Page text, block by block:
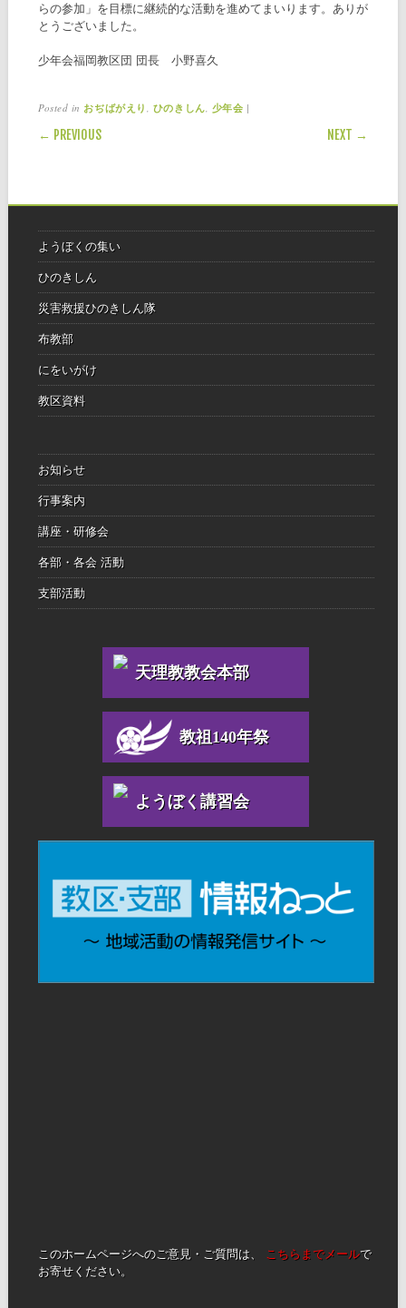
らの参加」を目標に継続的な活動を進めてまいります。ありが
とうございました。
少年会福岡教区団 団長 小野喜久
Posted in おぢばがえり ひのきしん 少年会 |
POST NAVIGATION
← PREVIOUS NEXT →
ようぼくの集い
ひのきしん
災害救援ひのきしん隊
布教部
にをいがけ
教区資料
お知らせ
行事案内
講座・研修会
各部・各会 活動
支部活動
天理教教会本部
教祖140年祭
ようぼく講習会
このホームページへのご意見・ご質問は、 こちらまでメールで
お寄せください。